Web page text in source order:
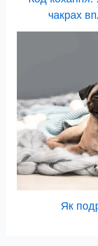
чакрах
Як